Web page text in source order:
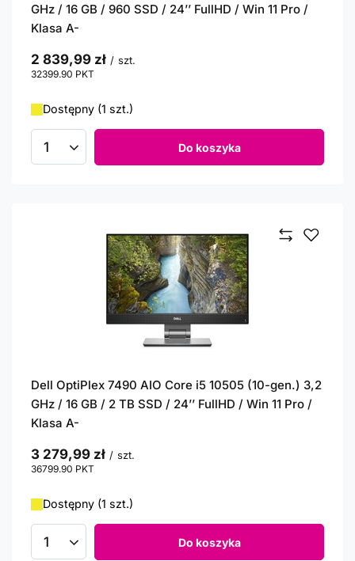
GHz / 16 GB / 960 SSD / 24’’ FullHD / Win 11 Pro /
Klasa A-
2 839,99 zł / szt.
32399.90 PKT
Dostępny (1 szt.)
Ilość produktów Do koszyka
Dell OptiPlex 7490 AIO Core i5 10505 (10-gen.) 3,2
GHz / 16 GB / 2 TB SSD / 24’’ FullHD / Win 11 Pro /
Klasa A-
3 279,99 zł / szt.
36799.90 PKT
Dostępny (1 szt.)
Ilość produktów Do koszyka